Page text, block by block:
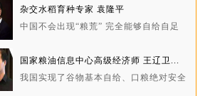
杂交水稻育种专家 袁隆平
中国不会出现“粮荒” 完全能够自给自足
国家粮油信息中心高级经济师 王辽卫...
我国实现了谷物基本自给、口粮绝对安全